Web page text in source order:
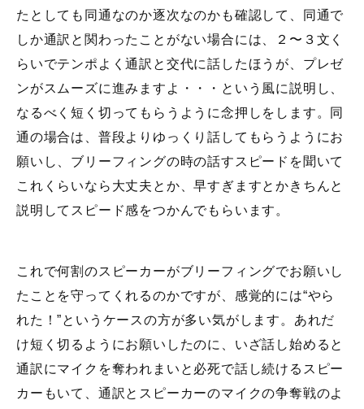
たとしても同通なのか逐次なのかも確認して、同通で
しか通訳と関わったことがない場合には、２〜３文く
らいでテンポよく通訳と交代に話したほうが、プレゼ
ンがスムーズに進みますよ・・・という風に説明し、
なるべく短く切ってもらうように念押しをします。同
通の場合は、普段よりゆっくり話してもらうようにお
願いし、ブリーフィングの時の話すスピードを聞いて
これくらいなら大丈夫とか、早すぎますとかきちんと
説明してスピード感をつかんでもらいます。
これで何割のスピーカーがブリーフィングでお願いし
たことを守ってくれるのかですが、感覚的には“やら
れた！”というケースの方が多い気がします。あれだ
け短く切るようにお願いしたのに、いざ話し始めると
通訳にマイクを奪われまいと必死で話し続けるスピー
カーもいて、通訳とスピーカーのマイクの争奪戦のよ